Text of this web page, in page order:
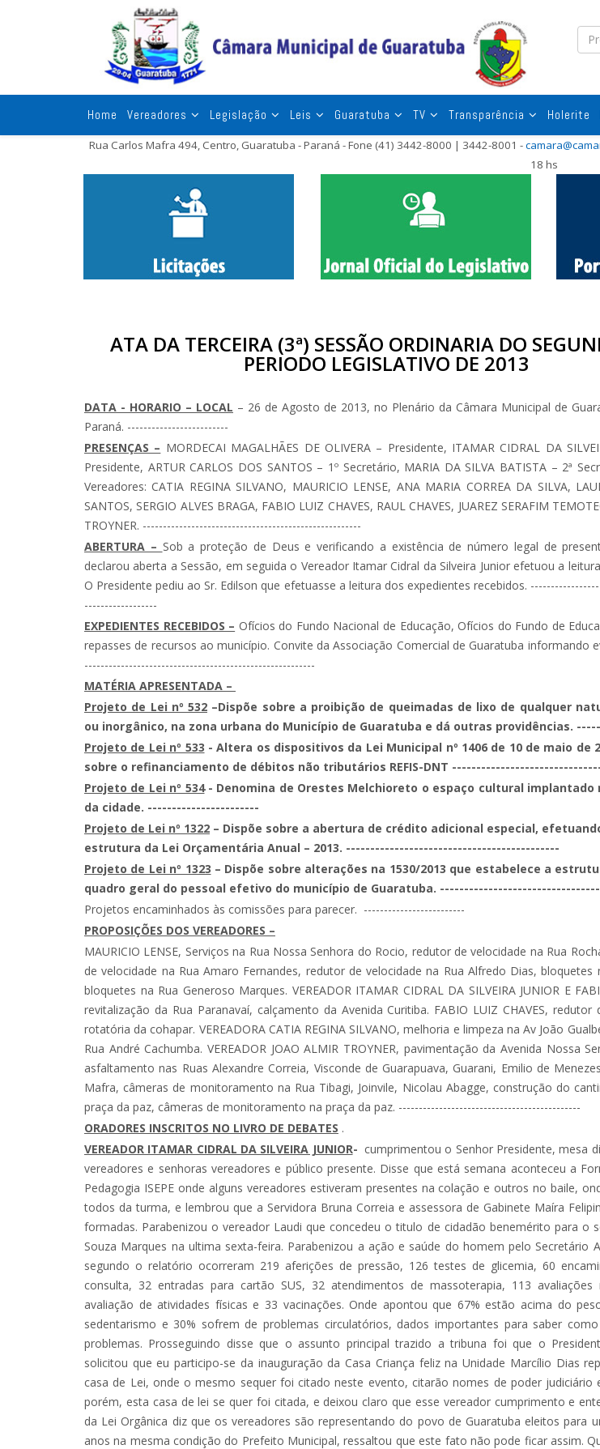
Home Vereadores Legislação Leis Guaratuba TV Transparência Holerite
Rua Carlos Mafra 494, Centro, Guaratuba - Paraná - Fone (41) 3442-8000 | 3442-8001 -
18 hs
ATA DA TERCEIRA (3ª) SESSÃO ORDINARIA DO
PERIODO LEGISLATIVO DE 2013
DATA - HORARIO – LOCAL – 26 de Agosto de 2013, no Plenário da Câmara Municipal de
Paraná. -------------------------
PRESENÇAS – MORDECAI MAGALHÃES DE OLIVERA – Presidente, ITAMAR CIDRAL DA
Presidente, ARTUR CARLOS DOS SANTOS – 1º Secretário, MARIA DA SILVA BATISTA – 2ª
Vereadores: CATIA REGINA SILVANO, MAURICIO LENSE, ANA MARIA CORREA DA SILVA,
SANTOS, SERGIO ALVES BRAGA, FABIO LUIZ CHAVES, RAUL CHAVES, JUAREZ SERAFIM
TROYNER. ------------------------------------------------------
ABERTURA – Sob a proteção de Deus e verificando a existência de número legal de
declarou aberta a Sessão, em seguida o Vereador Itamar Cidral da Silveira Junior efetuou a
O Presidente pediu ao Sr. Edilson que efetuasse a leitura dos expedientes recebidos.
------------------
EXPEDIENTES RECEBIDOS – Ofícios do Fundo Nacional de Educação, Ofícios do Fundo de
repasses de recursos ao município. Convite da Associação Comercial de Guaratuba informando
---------------------------------------------------------
MATÉRIA APRESENTADA –
Projeto de Lei nº 532 –Dispõe sobre a proibição de queimadas de lixo de qualquer
ou inorgânico, na zona urbana do Município de Guaratuba e dá outras providências.
Projeto de Lei nº 533 - Altera os dispositivos da Lei Municipal nº 1406 de 10 de maio de
sobre o refinanciamento de débitos não tributários REFIS-DNT
Projeto de Lei nº 534- Denomina de Orestes Melchioreto o espaço cultural implantado
da cidade. -----------------------
Projeto de Lei nº 1322 – Dispõe sobre a abertura de crédito adicional especial,
estrutura da Lei Orçamentária Anual – 2013. --------------------------------------------
Projeto de Lei nº 1323 – Dispõe sobre alterações na 1530/2013 que estabelece a
quadro geral do pessoal efetivo do município de Guaratuba.
Projetos encaminhados às comissões para parecer. -------------------------
PROPOSIÇÕES DOS VEREADORES –
MAURICIO LENSE, Serviços na Rua Nossa Senhora do Rocio, redutor de velocidade na Rua
de velocidade na Rua Amaro Fernandes, redutor de velocidade na Rua Alfredo Dias, bloquetes
bloquetes na Rua Generoso Marques. VEREADOR ITAMAR CIDRAL DA SILVEIRA JUNIOR E
revitalização da Rua Paranavaí, calçamento da Avenida Curitiba. FABIO LUIZ CHAVES, redutor
rotatória da cohapar. VEREADORA CATIA REGINA SILVANO, melhoria e limpeza na Av João
Rua André Cachumba. VEREADOR JOAO ALMIR TROYNER, pavimentação da Avenida Nossa
asfaltamento nas Ruas Alexandre Correia, Visconde de Guarapuava, Guarani, Emilio de
Mafra, câmeras de monitoramento na Rua Tibagi, Joinvile, Nicolau Abagge, construção do
praça da paz, câmeras de monitoramento na praça da paz. ---------------------------------------------
ORADORES INSCRITOS NO LIVRO DE DEBATES .
VEREADOR ITAMAR CIDRAL DA SILVEIRA JUNIOR- cumprimentou o Senhor Presidente, mesa
vereadores e senhoras vereadores e público presente. Disse que está semana aconteceu a
Pedagogia ISEPE onde alguns vereadores estiveram presentes na colação e outros no baile,
todos da turma, e lembrou que a Servidora Bruna Correia e assessora de Gabinete Maíra
formadas. Parabenizou o vereador Laudi que concedeu o titulo de cidadão benemérito para o
Souza Marques na ultima sexta-feira. Parabenizou a ação e saúde do homem pelo Secretário
segundo o relatório ocorreram 219 aferições de pressão, 126 testes de glicemia, 60
consulta, 32 entradas para cartão SUS, 32 atendimentos de massoterapia, 113 avaliações
avaliação de atividades físicas e 33 vacinações. Onde apontou que 67% estão acima do
sedentarismo e 30% sofrem de problemas circulatórios, dados importantes para saber
problemas. Prosseguindo disse que o assunto principal trazido a tribuna foi que o
solicitou que eu participo-se da inauguração da Casa Criança feliz na Unidade Marcílio Dias
casa de Lei, onde o mesmo sequer foi citado neste evento, citarão nomes de poder judiciário
porém, esta casa de lei se quer foi citada, e deixou claro que esse vereador cumprimento e
da Lei Orgânica diz que os vereadores são representando do povo de Guaratuba eleitos para
anos na mesma condição do Prefeito Municipal, ressaltou que este fato não pode ficar assim.